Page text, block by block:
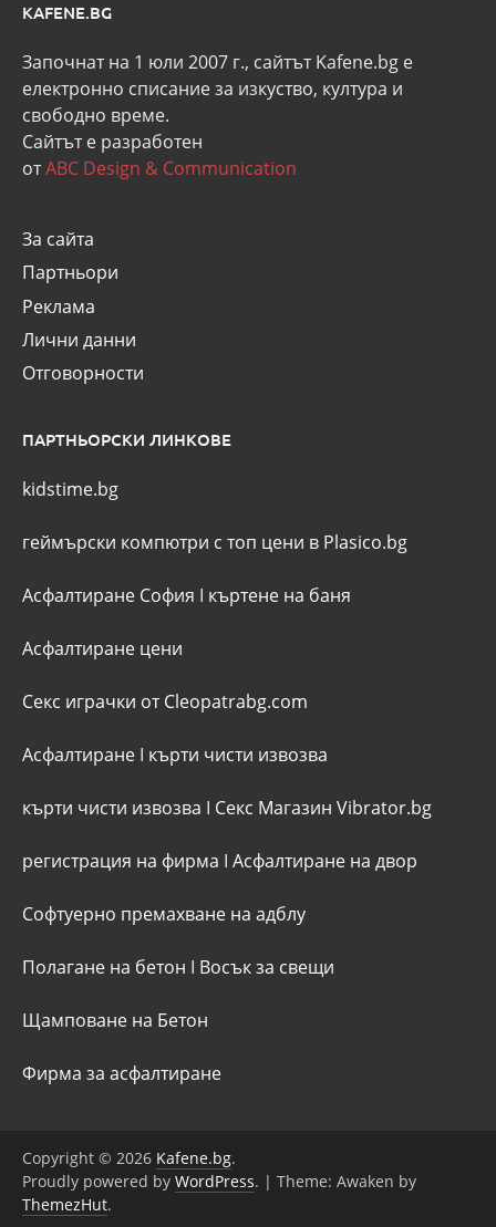
KAFENE.BG
Започнат на 1 юли 2007 г., сайтът Kafene.bg e
eлектронно списание за изкуство, култура и
свободно време.
Сайтът е разработен
отABC Design & Communication
За сайта
Партньори
Реклама
Лични данни
Отговорности
ПАРТНЬОРСКИ ЛИНКОВЕ
kidstime.bg
геймърски компютри с топ цени в Plasico.bg
Асфалтиране София I къртене на баня
Асфалтиране цени
Секс играчки от Cleopatrabg.com
Асфалтиране I кърти чисти извозва
кърти чисти извозва I Секс Магазин Vibrator.bg
регистрация на фирма I Асфалтиране на двор
Софтуерно премахване на адблу
Полагане на бетон I Восък за свещи
Щамповане на Бетон
Фирма за асфалтиране
Copyright © 2026 Kafene.bg.
Proudly powered by WordPress. | Theme: Awaken by
ThemezHut.